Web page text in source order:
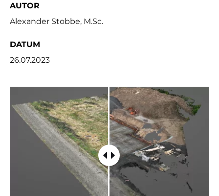
AUTOR
Alexander Stobbe, M.Sc.
DATUM
26.07.2023